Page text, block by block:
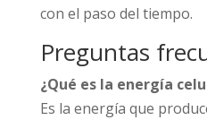
con el paso del tiempo.
Preguntas
¿Qué es la energía
Es la energía que